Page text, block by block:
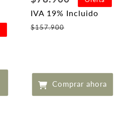
habitual
IVA 19% Incluido
$157.900
Comprar ahora